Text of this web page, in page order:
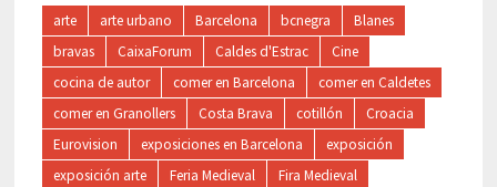
arte arte urbano Barcelona bcnegra
Blanes
bravas
CaixaForum Caldes d'Estrac
Cine
cocina de autor
comer en Barcelona
comer en Caldetes
comer en Granollers
Costa Brava cotillón
Croacia
Eurovision
exposiciones en Barcelona
exposición
exposición arte
Feria Medieval
Fira Medieval